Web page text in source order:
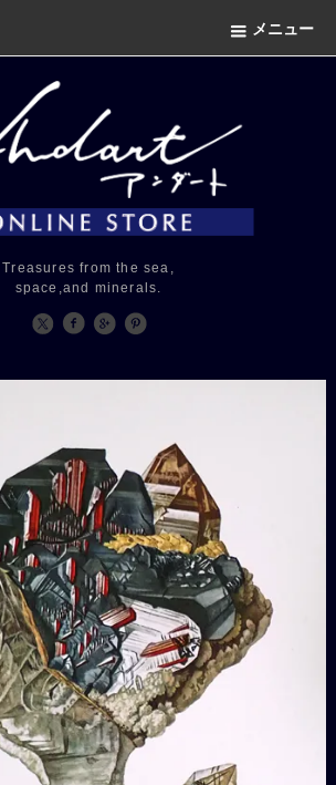
メニュー
Treasures from the sea,
space,and minerals.